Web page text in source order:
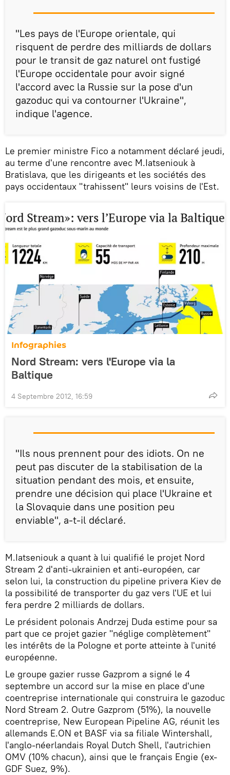
"Les pays de l'Europe orientale, qui
risquent de perdre des milliards de dollars
pour le transit de gaz naturel ont fustigé
l'Europe occidentale pour avoir signé
l'accord avec la Russie sur la pose d'un
gazoduc qui va contourner l'Ukraine",
indique l'agence.
Le premier ministre Fico a notamment déclaré jeudi,
au terme d'une rencontre avec M.Iatseniouk à
Bratislava, que les dirigeants et les sociétés des
pays occidentaux "trahissent" leurs voisins de l'Est.
Infographies
Nord Stream: vers l'Europe via la
Baltique
4 Septembre 2012, 16:59
"Ils nous prennent pour des idiots. On ne
peut pas discuter de la stabilisation de la
situation pendant des mois, et ensuite,
prendre une décision qui place l'Ukraine et
la Slovaquie dans une position peu
enviable", a-t-il déclaré.
M.Iatseniouk a quant à lui qualifié le projet Nord
Stream 2 d'anti-ukrainien et anti-européen, car
selon lui, la construction du pipeline privera Kiev de
la possibilité de transporter du gaz vers l'UE et lui
fera perdre 2 milliards de dollars.
Le président polonais Andrzej Duda estime pour sa
part que ce projet gazier "néglige complètement"
les intérêts de la Pologne et porte atteinte à l'unité
européenne.
Le groupe gazier russe Gazprom a signé le 4
septembre un accord sur la mise en place d'une
coentreprise internationale qui construira le gazoduc
Nord Stream 2. Outre Gazprom (51%), la nouvelle
coentreprise, New European Pipeline AG, réunit les
allemands E.ON et BASF via sa filiale Wintershall,
l'anglo-néerlandais Royal Dutch Shell, l'autrichien
OMV (10% chacun), ainsi que le français Engie (ex-
GDF Suez, 9%).